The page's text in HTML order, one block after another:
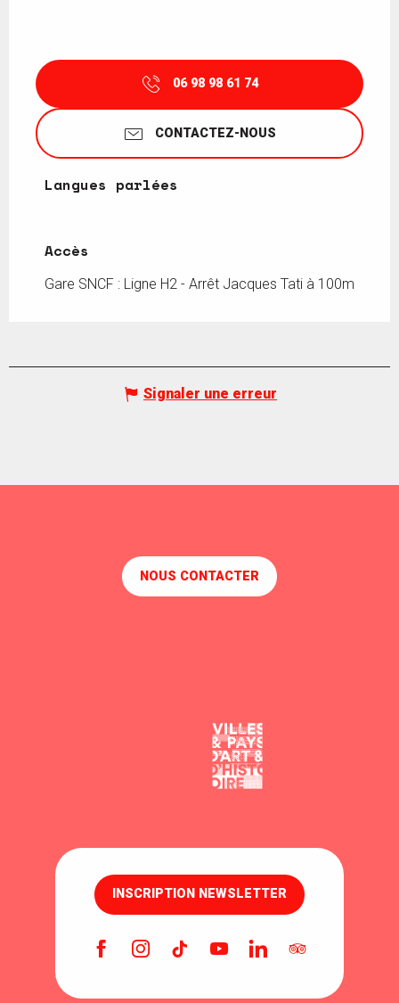
06 98 98 61 74
CONTACTEZ-NOUS
Langues parlées
Langues parlées
Accès
Accès
Gare SNCF : Ligne H2 - Arrêt Jacques Tati à 100m
Signaler une erreur
NOUS CONTACTER
INSCRIPTION NEWSLETTER